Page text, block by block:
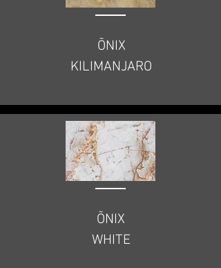
ÕNIX
KILIMANJARO
ÕNIX
WHITE